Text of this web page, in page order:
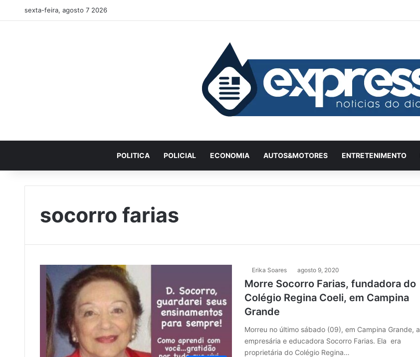
sexta-feira, agosto 7 2026
POLITICA POLICIAL ECONOMIA AUTOS&MOTORES ENTRETENIMENTO
socorro farias
Erika Soares agosto 9, 2020
Morre Socorro Farias, fundadora do
Colégio Regina Coeli, em Campina
Grande
Morreu no último sábado (09), em Campina Grande, a
empresária e educadora Socorro Farias. Ela era
proprietária do Colégio Regina…